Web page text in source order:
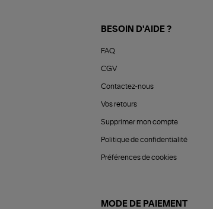
BESOIN D'AIDE ?
FAQ
CGV
Contactez-nous
Vos retours
Supprimer mon compte
Politique de confidentialité
Préférences de cookies
MODE DE PAIEMENT